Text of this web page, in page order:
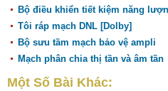
Bộ điều khiển tiết kiệm năng
Tôi ráp mạch DNL [Dolby]
Bộ sưu tầm mạch bảo vệ ampli
Mạch phân chia thị tần và âm tần
Một Số Bài Khác: